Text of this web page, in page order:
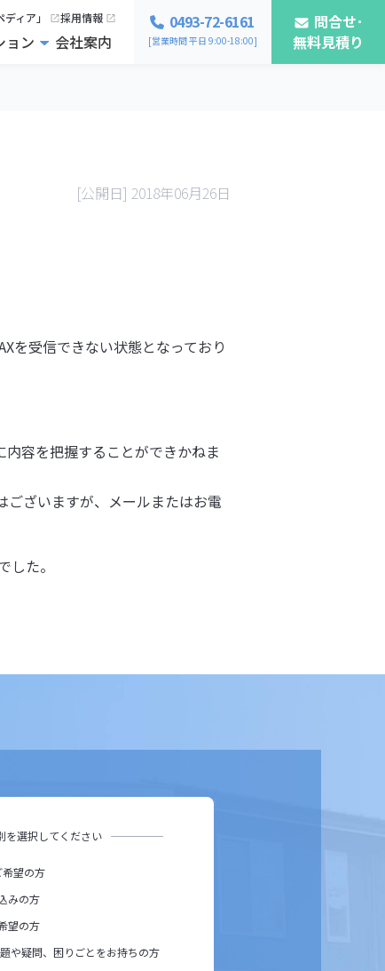
ィア」 採用情報
ョン 会社案内
0493-72-6161
[営業時間 平日 9:00-18:00]
問合せ･
無料見積り
[公開日] 2018年06月26日
を受信できない状態となっており
容を把握することができかねま
ございますが、メールまたはお電
た。
を選択してください
望の方
みの方
望の方
や疑問、困りごとをお持ちの方